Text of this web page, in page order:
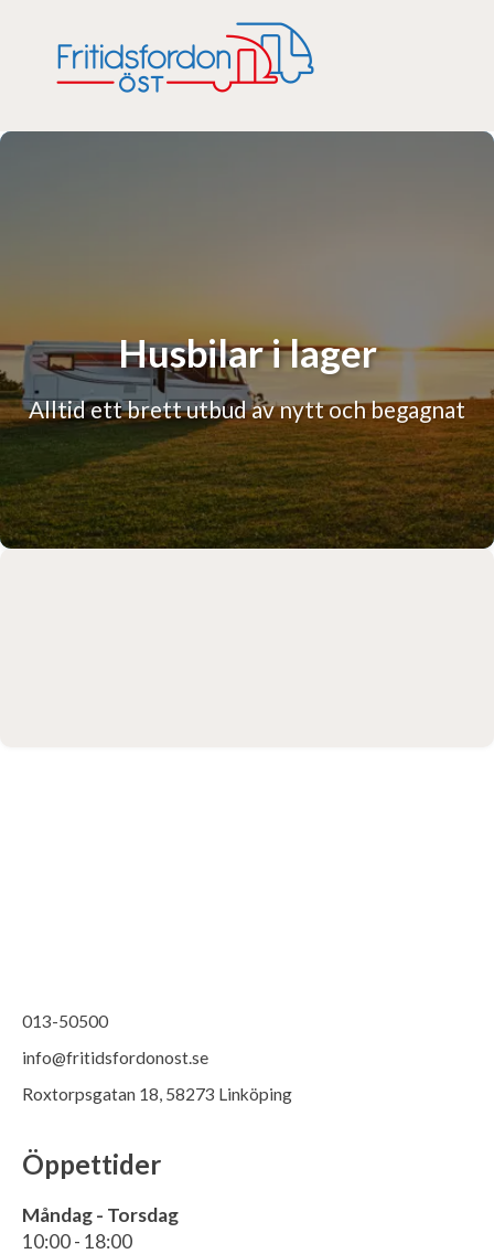
Husbilar i lager
Alltid ett brett utbud av nytt och begagnat
013-50500
info@fritidsfordonost.se
Roxtorpsgatan 18, 58273 Linköping
Öppettider
Måndag - Torsdag
10:00 - 18:00